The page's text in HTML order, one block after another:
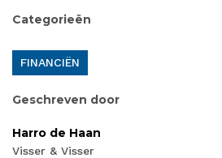
Categorieën
FINANCIËN
Geschreven door
Harro de Haan
Visser & Visser